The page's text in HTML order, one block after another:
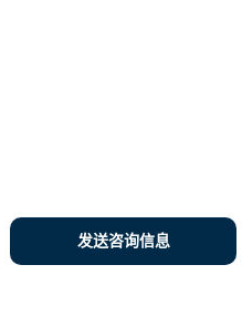
发送咨询信息